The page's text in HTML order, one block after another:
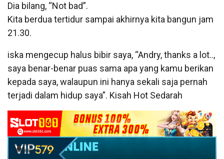
Dia bilang, “Not bad”.
Kita berdua tertidur sampai akhirnya kita bangun jam
21.30.
iska mengecup halus bibir saya, “Andry, thanks a lot..,
saya benar-benar puas sama apa yang kamu berikan
kepada saya, walaupun ini hanya sekali saja pernah
terjadi dalam hidup saya”. Kisah Hot Sedarah